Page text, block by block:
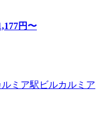
円〜
ミア駅ビルカルミア